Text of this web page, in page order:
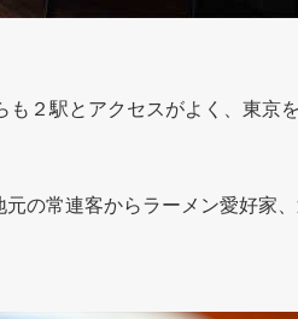
２駅とアクセスがよく、東京
の常連客からラーメン愛好家